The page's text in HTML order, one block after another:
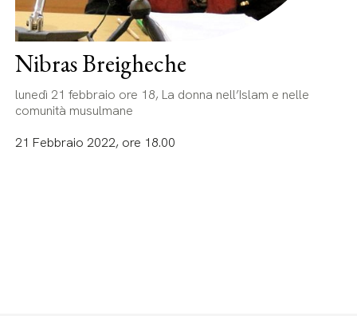
Nibras Breigheche
lunedì 21 febbraio ore 18, La donna nell’Islam e nelle
comunità musulmane
21 Febbraio 2022, ore 18.00